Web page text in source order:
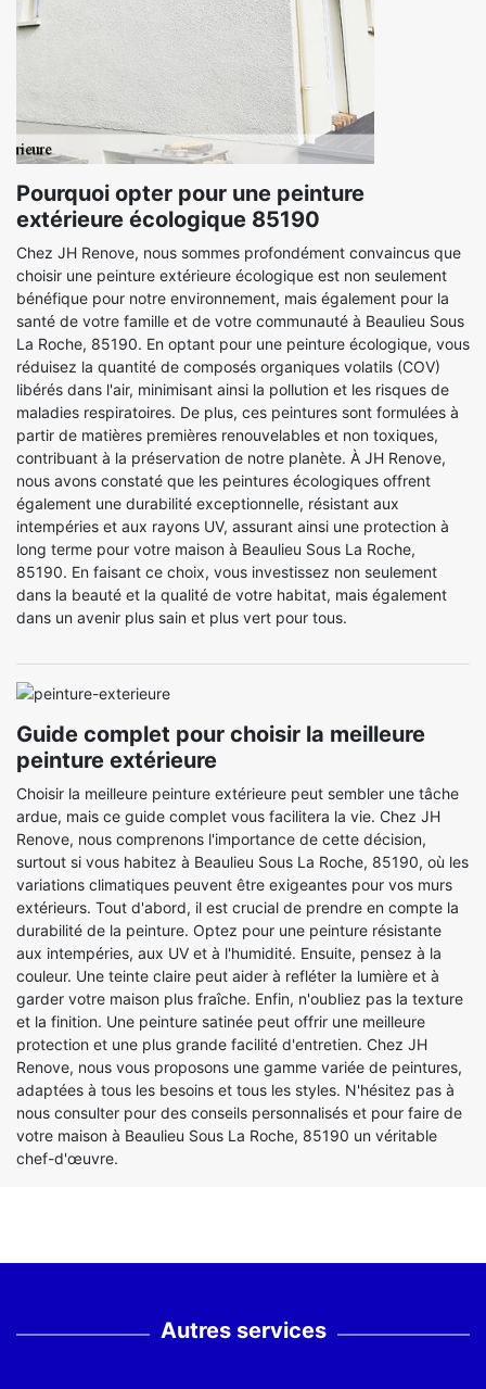
Pourquoi opter pour une peinture
extérieure écologique 85190
Chez JH Renove, nous sommes profondément convaincus que
choisir une peinture extérieure écologique est non seulement
bénéfique pour notre environnement, mais également pour la
santé de votre famille et de votre communauté à Beaulieu Sous
La Roche, 85190. En optant pour une peinture écologique, vous
réduisez la quantité de composés organiques volatils (COV)
libérés dans l'air, minimisant ainsi la pollution et les risques de
maladies respiratoires. De plus, ces peintures sont formulées à
partir de matières premières renouvelables et non toxiques,
contribuant à la préservation de notre planète. À JH Renove,
nous avons constaté que les peintures écologiques offrent
également une durabilité exceptionnelle, résistant aux
intempéries et aux rayons UV, assurant ainsi une protection à
long terme pour votre maison à Beaulieu Sous La Roche,
85190. En faisant ce choix, vous investissez non seulement
dans la beauté et la qualité de votre habitat, mais également
dans un avenir plus sain et plus vert pour tous.
Guide complet pour choisir la meilleure
peinture extérieure
Choisir la meilleure peinture extérieure peut sembler une tâche
ardue, mais ce guide complet vous facilitera la vie. Chez JH
Renove, nous comprenons l'importance de cette décision,
surtout si vous habitez à Beaulieu Sous La Roche, 85190, où les
variations climatiques peuvent être exigeantes pour vos murs
extérieurs. Tout d'abord, il est crucial de prendre en compte la
durabilité de la peinture. Optez pour une peinture résistante
aux intempéries, aux UV et à l'humidité. Ensuite, pensez à la
couleur. Une teinte claire peut aider à refléter la lumière et à
garder votre maison plus fraîche. Enfin, n'oubliez pas la texture
et la finition. Une peinture satinée peut offrir une meilleure
protection et une plus grande facilité d'entretien. Chez JH
Renove, nous vous proposons une gamme variée de peintures,
adaptées à tous les besoins et tous les styles. N'hésitez pas à
nous consulter pour des conseils personnalisés et pour faire de
votre maison à Beaulieu Sous La Roche, 85190 un véritable
chef-d'œuvre.
Autres services